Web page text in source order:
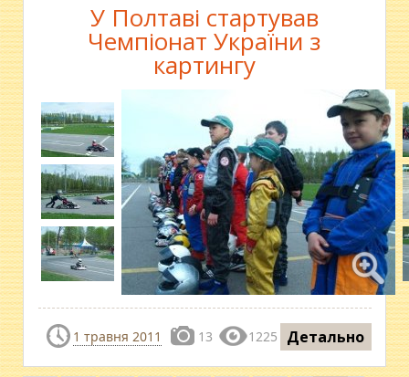
У Полтаві стартував
Чемпіонат України з
картингу
1 травня 2011 13 1225 Детально